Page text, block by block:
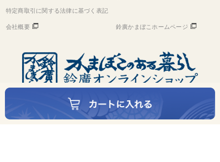
特定商取引に関する法律に基づく表記
会社概要 鈴廣かまぼこホームページ
Copyright Suzuhiro Co.,Ltd. All rights reserved.